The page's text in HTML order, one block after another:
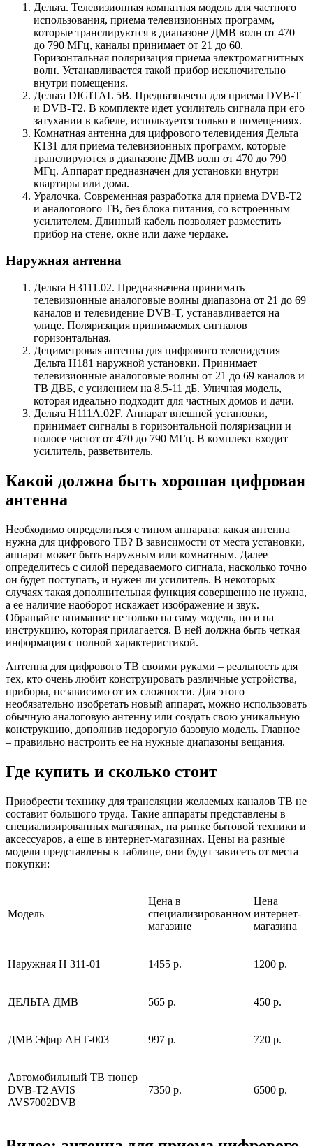
Дельта. Телевизионная комнатная модель для частного
использования, приема телевизионных программ,
которые транслируются в диапазоне ДМВ волн от 470
до 790 МГц, каналы принимает от 21 до 60.
Горизонтальная поляризация приема электромагнитных
волн. Устанавливается такой прибор исключительно
внутри помещения.
Дельта DIGITAL 5B. Предназначена для приема DVB-T
и DVB-T2. В комплекте идет усилитель сигнала при его
затухании в кабеле, используется только в помещениях.
Комнатная антенна для цифрового телевидения Дельта
К131 для приема телевизионных программ, которые
транслируются в диапазоне ДМВ волн от 470 до 790
МГц. Аппарат предназначен для установки внутри
квартиры или дома.
Уралочка. Современная разработка для приема DVB-T2
и аналогового ТВ, без блока питания, со встроенным
усилителем. Длинный кабель позволяет разместить
прибор на стене, окне или даже чердаке.
Наружная антенна
Дельта Н3111.02. Предназначена принимать
телевизионные аналоговые волны диапазона от 21 до 69
каналов и телевидение DVB-T, устанавливается на
улице. Поляризация принимаемых сигналов
горизонтальная.
Дециметровая антенна для цифрового телевидения
Дельта Н181 наружной установки. Принимает
телевизионные аналоговые волны от 21 до 69 каналов и
ТВ ДВБ, с усилением на 8.5-11 дБ. Уличная модель,
которая идеально подходит для частных домов и дачи.
Дельта Н111А.02F. Аппарат внешней установки,
принимает сигналы в горизонтальной поляризации и
полосе частот от 470 до 790 МГц. В комплект входит
усилитель, разветвитель.
Какой должна быть хорошая цифровая
антенна
Необходимо определиться с типом аппарата: какая антенна
нужна для цифрового ТВ? В зависимости от места установки,
аппарат может быть наружным или комнатным. Далее
определитесь с силой передаваемого сигнала, насколько точно
он будет поступать, и нужен ли усилитель. В некоторых
случаях такая дополнительная функция совершенно не нужна,
а ее наличие наоборот искажает изображение и звук.
Обращайте внимание не только на саму модель, но и на
инструкцию, которая прилагается. В ней должна быть четкая
информация с полной характеристикой.
Антенна для цифрового ТВ своими руками – реальность для
тех, кто очень любит конструировать различные устройства,
приборы, независимо от их сложности. Для этого
необязательно изобретать новый аппарат, можно использовать
обычную аналоговую антенну или создать свою уникальную
конструкцию, дополнив недорогую базовую модель. Главное
– правильно настроить ее на нужные диапазоны вещания.
Где купить и сколько стоит
Приобрести технику для трансляции желаемых каналов ТВ не
составит большого труда. Такие аппараты представлены в
специализированных магазинах, на рынке бытовой техники и
аксессуаров, а еще в интернет-магазинах. Цены на разные
модели представлены в таблице, они будут зависеть от места
покупки:
Модель
Цена в
специализированном
магазине
Цена
интернет-
магазина
Наружная Н 311-01 1455 р. 1200 р.
ДЕЛЬТА ДМВ 565 р. 450 р.
ДМВ Эфир АНТ-003 997 р. 720 р.
Автомобильный ТВ тюнер
DVB-T2 AVIS
AVS7002DVB
7350 р. 6500 р.